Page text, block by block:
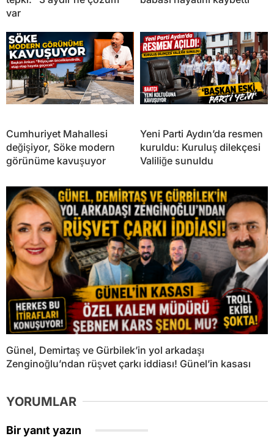
var
Cumhuriyet Mahallesi
değişiyor, Söke modern
görünüme kavuşuyor
Yeni Parti Aydın’da resmen
kuruldu: Kuruluş dilekçesi
Valiliğe sunuldu
Günel, Demirtaş ve Gürbilek’in yol arkadaşı
Zenginoğlu’ndan rüşvet çarkı iddiası! Günel’in kasası
YORUMLAR
Bir yanıt yazın